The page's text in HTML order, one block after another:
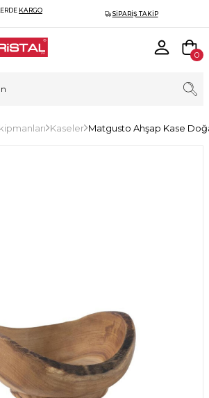
KARGO
SIPARIŞ TAKIP
0
Kaseler Matgusto Ahşap Kase